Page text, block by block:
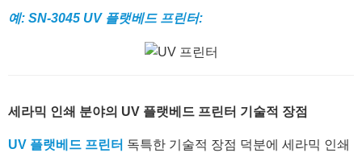
예: SN-3045 UV 플랫베드 프린터:
세라믹 인쇄 분야의 UV 플랫베드 프린터 기술적 장점
UV 플랫베드 프린터 독특한 기술적 장점 덕분에 세라믹 인쇄